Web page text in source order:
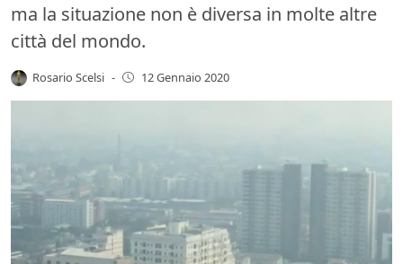
ma la situazione non è diversa in molte altre
città del mondo.
Rosario Scelsi - 12 Gennaio 2020